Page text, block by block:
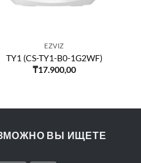
EZVIZ
TY1 (CS-TY1-B0-1G2WF)
₸17.900,00
ВЫ ИЩЕТЕ